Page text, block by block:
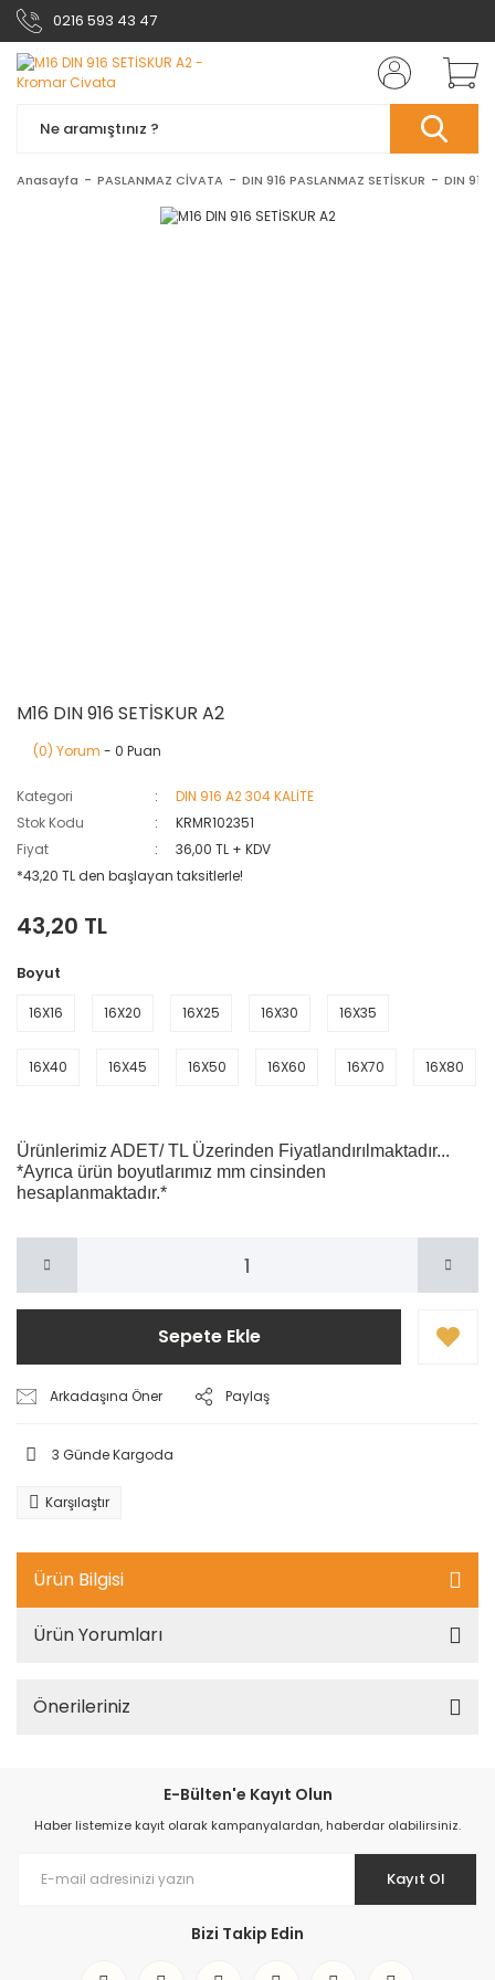
0216 593 43 47
Anasayfa PASLANMAZ CİVATA DIN 916 PASLANMAZ SETİSKUR DIN 916
M16 DIN 916 SETİSKUR A2
(0) Yorum - 0 Puan
Kategori
DIN 916 A2 304 KALİTE
Stok Kodu
KRMR102351
Fiyat
36,00 TL + KDV
*43,20 TL den başlayan taksitlerle!
43,20 TL
Boyut
16X16 16X20 16X25 16X30 16X35
16X40 16X45 16X50 16X60 16X70 16X80
Ürünlerimiz ADET/ TL Üzerinden Fiyatlandırılmaktadır...
*Ayrıca ürün boyutlarımız mm cinsinden
hesaplanmaktadır.*
Sepete Ekle
Arkadaşına Öner Paylaş
3 Günde Kargoda
Karşılaştır
Ürün Bilgisi
Ürün Yorumları
Önerileriniz
E-Bülten'e Kayıt Olun
Haber listemize kayıt olarak kampanyalardan, haberdar olabilirsiniz.
Kayıt Ol
Bizi Takip Edin